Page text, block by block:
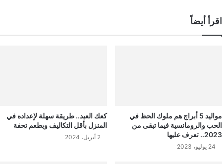
اقرأ أيضاً
مواليد 5 أبراج هم ملوك الحظ في
الحب والرومانسية فيما تبقى من
2023.. تعرف عليها
24 يوليو، 2023
كعك العيد.. طريقة سهلة لإعداده في
المنزل بأقل التكاليف وبطعم تحفة
2 أبريل، 2024